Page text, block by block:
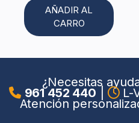
AÑADIR AL
CARRO
¿Necesitas
961 452 440 L-
Atención